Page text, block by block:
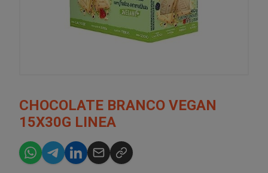
CHOCOLATE BRANCO VEGAN
15X30G LINEA